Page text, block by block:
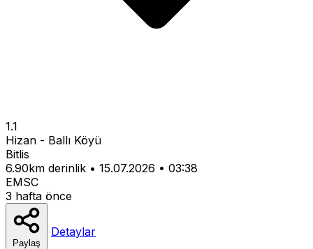
1.1
Hizan - Ballı Köyü
Bitlis
6.90km derinlik • 15.07.2026 • 03:38
EMSC
3 hafta önce
Paylaş
Detaylar